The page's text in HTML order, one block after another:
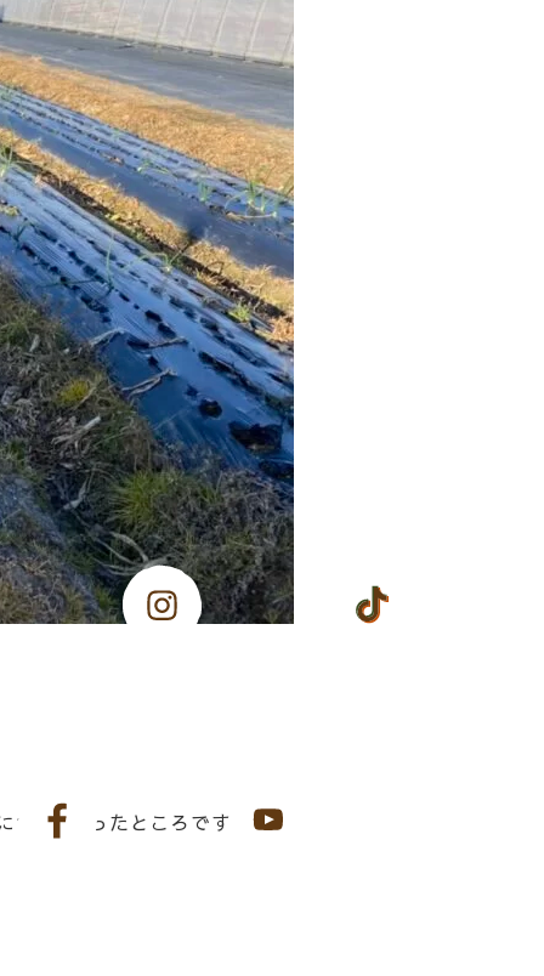
つといったところです。